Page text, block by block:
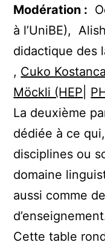
Modération :
à l’UniBE),
didactique des
, Cuko
Möckli (HEP
La deuxième
dédiée à ce
disciplines ou
domaine
aussi comme
Cette table